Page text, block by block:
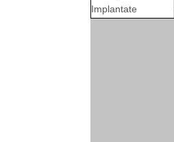
Implantate